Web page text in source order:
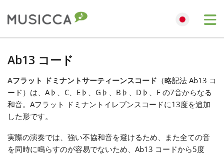
Български
Dansk
Deutsch
Ab13 コード
Aフラット ドミナントサーティーンスコード （略記法 Ab13 コ
ード）は、A♭ 、C、E ♭ 、G ♭ 、B ♭ 、D ♭ 、F の7音からなる
和音。Aフラット ドミナントイレブンスコードに13度を追加
した形です。
実際の演奏では、強い不協和音を避けるため、また全ての音
を同時に鳴らすのが容易でないため、Ab13 コードから5度